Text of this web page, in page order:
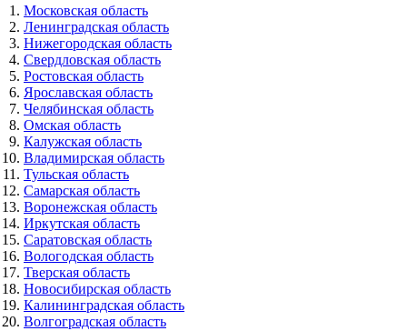
Московская область
Ленинградская область
Нижегородская область
Свердловская область
Ростовская область
Ярославская область
Челябинская область
Омская область
Калужская область
Владимирская область
Тульская область
Самарская область
Воронежская область
Иркутская область
Саратовская область
Вологодская область
Тверская область
Новосибирская область
Калининградская область
Волгоградская область